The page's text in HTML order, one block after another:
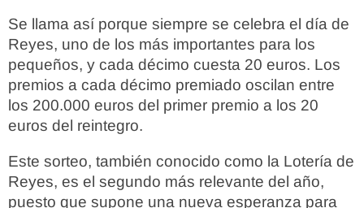
Se llama así porque siempre se celebra el día de
Reyes, uno de los más importantes para los
pequeños, y cada décimo cuesta 20 euros. Los
premios a cada décimo premiado oscilan entre
los 200.000 euros del primer premio a los 20
euros del reintegro.
Este sorteo, también conocido como la Lotería de
Reyes, es el segundo más relevante del año,
puesto que supone una nueva esperanza para